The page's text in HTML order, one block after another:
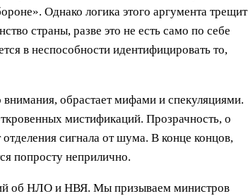
Однако логика этого аргумента трещит
страны, разве это не есть само по себе
в неспособности идентифицировать то,
обрастает мифами и спекуляциями.
мистификаций. Прозрачность, о
сигнала от шума. В конце концов,
попросту неприлично.
об НЛО и НВЯ. Мы призываем министров